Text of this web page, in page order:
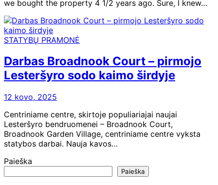
we bought the property 4 1/2 years ago. Sure, I knew…
STATYBŲ PRAMONĖ
Darbas Broadnook Court – pirmojo
Lesteršyro sodo kaimo širdyje
12 kovo, 2025
Centriniame centre, skirtoje populiariajai naujai
Lesteršyro bendruomenei – Broadnook Court,
Broadnook Garden Village, centriniame centre vyksta
statybos darbai. Nauja kavos…
Paieška
Paieška